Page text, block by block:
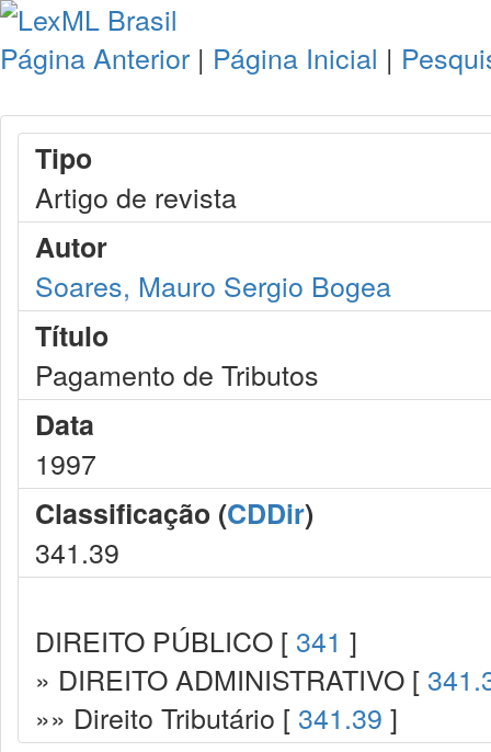
Página Anterior | Página Inicial |
Tipo
Artigo de revista
Autor
Soares, Mauro Sergio Bogea
Título
Pagamento de Tributos
Data
1997
Classificação (CDDir)
341.39
DIREITO PÚBLICO [ 341 ]
» DIREITO ADMINISTRATIVO [
»» Direito Tributário [ 341.39 ]